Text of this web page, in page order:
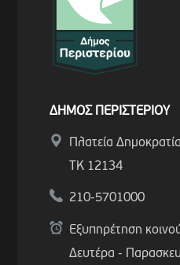
ΔΗΜΟΣ ΠΕΡΙΣΤΕΡΙΟΥ
Πλατεία
ΤΚ 12134
210-5701000
Εξυπηρέτηση
Δευτέρα -